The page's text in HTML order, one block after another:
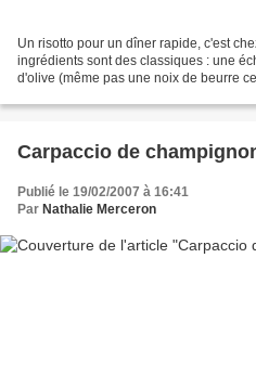
Un risotto pour un dîner rapide, c'est
ingrédients sont des classiques : une
d'olive (même pas une noix de beurre
Carpaccio de
Publié le 19/02/2007 à 16:41
Par Nathalie Merceron